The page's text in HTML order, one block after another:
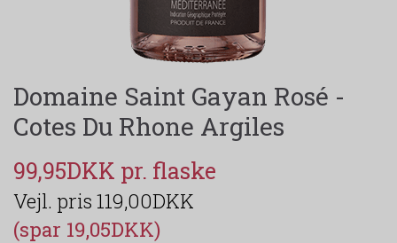
Domaine Saint Gayan Rosé -
Cotes Du Rhone Argiles
99,95DKK
119,00DKK
(spar 19,05DKK)